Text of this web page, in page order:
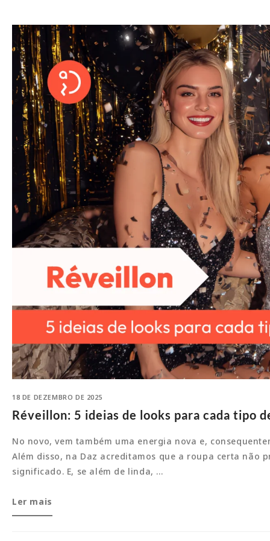
18 DE DEZEMBRO DE 2025
Réveillon: 5 ideias de looks para cada tipo
No novo, vem também uma energia nova e,
Além disso, na Daz acreditamos que a roupa certa não
significado. E, se além de linda, …
Réveillon:
5
Ler mais